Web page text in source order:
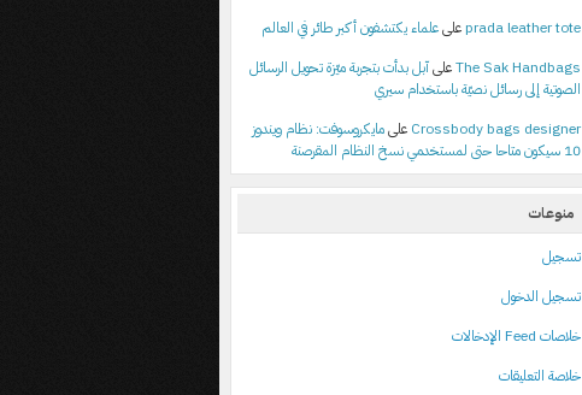
prada leather toteعلىعلماء يكتشفون أكبر طائر في العالم
The Sak Handbagsعلىآبل بدأت بتجربة ميّزة تحويل الرسائل
الصوتية إلى رسائل نصيّة باستخدام سيري
Crossbody bags designer علىمايكروسوفت: نظام ويندوز
10 سيكون متاحا حتى لمستخدمي نسخ النظام المقرصنة
منوعات
تسجيل
تسجيل الدخول
خلاصات Feed الإدخالات
خلاصة التعليقات